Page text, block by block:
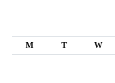
M T W